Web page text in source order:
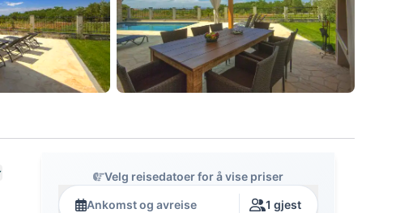
Velg reisedatoer for å vise priser
Ankomst og avreise 1 gjest